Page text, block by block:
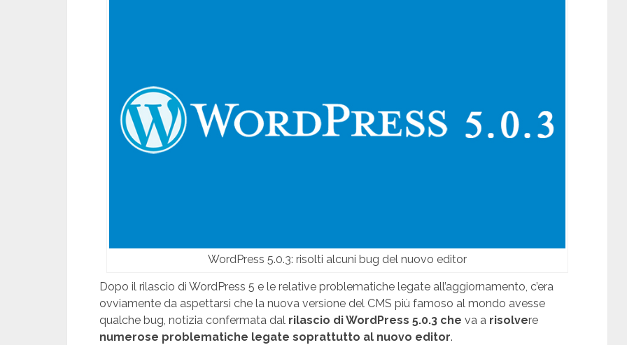
WordPress 5.0.3: risolti alcuni bug del nuovo editor
Dopo il rilascio di WordPress 5 e le relative problematiche legate all’aggiornamento, c’era
ovviamente da aspettarsi che la nuova versione del CMS più famoso al mondo avesse
qualche bug, notizia confermata dal rilascio di WordPress 5.0.3 che va a risolvere
numerose problematiche legate soprattutto al nuovo editor.